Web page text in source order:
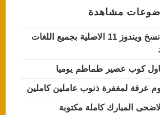
مشاهدة
تحميل احدث نسخ ويندوز 11 الاصلية بجميع اللغات
كوب عصير طماطم يوميا
عرفة لمغفرة ذنوب عاملين كاملين
المبارك كاملة مكتوبة